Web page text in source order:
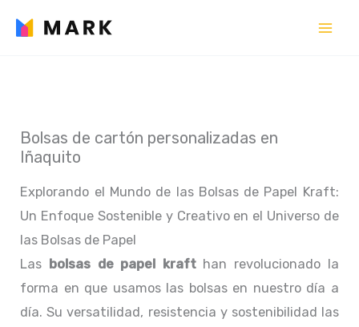
Bolsas de cartón personalizadas en
Iñaquito
Explorando el Mundo de las Bolsas de Papel Kraft:
Un Enfoque Sostenible y Creativo en el Universo de
las Bolsas de Papel
Las bolsas de papel krafthan revolucionado la
forma en que usamos las bolsas en nuestro día a
día. Su versatilidad, resistencia y sostenibilidad las